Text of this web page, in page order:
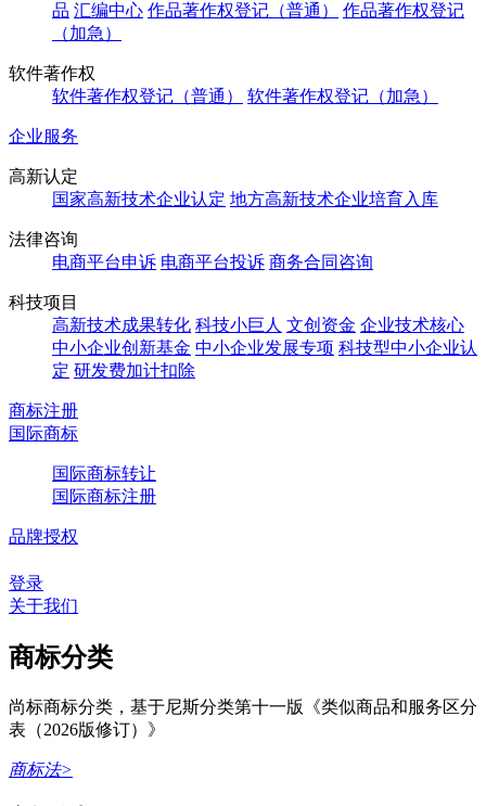
品 汇编中心 作品著作权登记（普通）
作品著作权登记
（加急）
软件著作权
软件著作权登记（普通）
软件著作权登记（加急）
企业服务
高新认定
国家高新技术企业认定 地方高新技术企业培育入库
法律咨询
电商平台申诉 电商平台投诉 商务合同咨询
科技项目
高新技术成果转化 科技小巨人 文创资金 企业技术核心
中小企业创新基金 中小企业发展专项 科技型中小企业认
定 研发费加计扣除
商标注册
国际商标
国际商标转让
国际商标注册
品牌授权
登录
关于我们
商标分类
尚标商标分类，基于尼斯分类第十一版《类似商品和服务区分
表（2026版修订）》
商标法>